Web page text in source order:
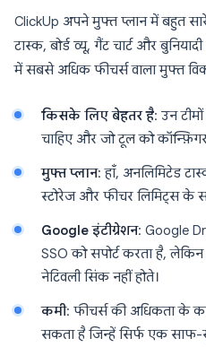
ClickUp अपने मुफ्त प्लान में बहुत
टास्क, बोर्ड व्यू, गैंट चार्ट और
में सबसे अधिक फीचर्स वाला मुफ्त
किसके लिए बेहतर है: उन
चाहिए और जो टूल को
मुफ्त प्लान: हाँ, अनलिमिटेड
स्टोरेज और फीचर लिमिट्स के
Google इंटीग्रेशन: Google
SSO को सपोर्ट करता है,
नेटिवली सिंक नहीं होते।
कमी: फीचर्स की अधिकता के
सकता है जिन्हें सिर्फ एक साफ-